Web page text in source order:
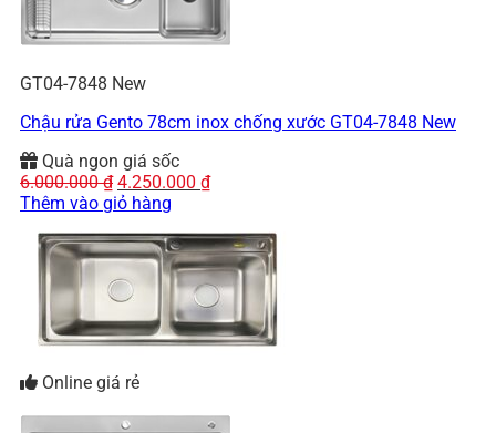
GT04-7848 New
Chậu rửa Gento 78cm inox chống xước GT04-7848 New
Quà ngon giá sốc
6.000.000₫ Giá
gốc
6.000.000 ₫.
4.250.000 ₫Giá
là:
4.250.000 ₫.
Thêm vào giỏ hàng
Online giá rẻ